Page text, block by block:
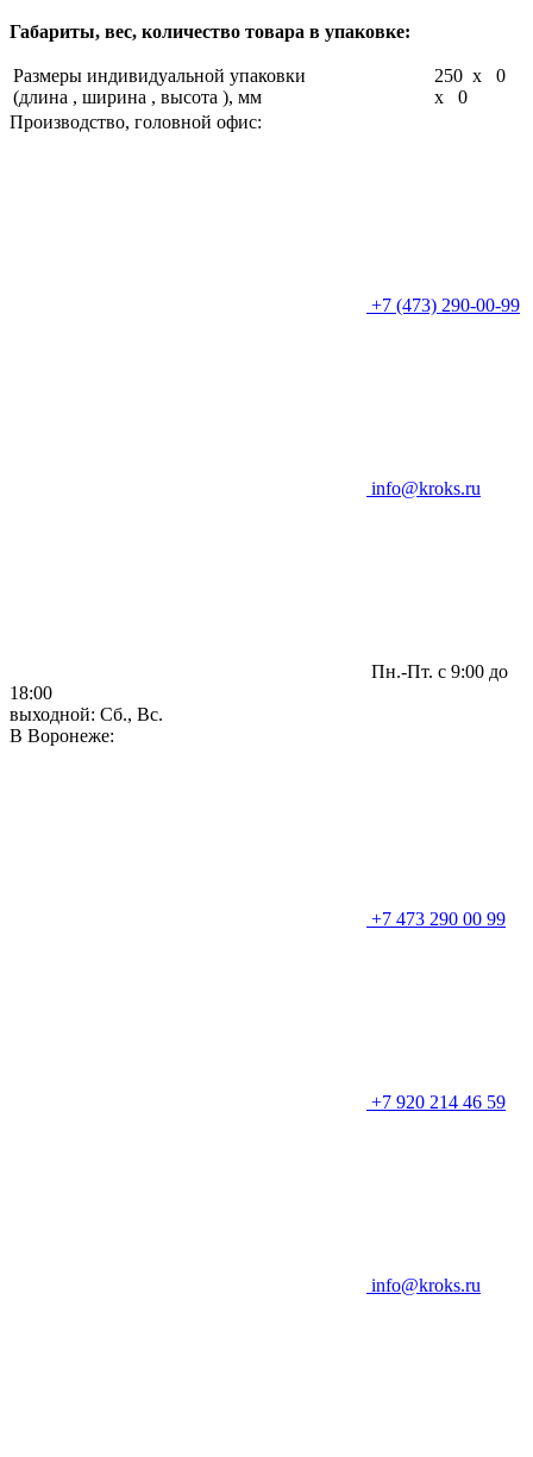
Габариты, вес, количество товара в упаковке:
Размеры индивидуальной упаковки
(длина , ширина , высота ), мм
250 x 0
x 0
Производство, головной офис:
+7 (473) 290-00-99
info@kroks.ru
Пн.-Пт. с 9:00 до
18:00
выходной: Сб., Вс.
В Воронеже:
+7 473 290 00 99
+7 920 214 46 59
info@kroks.ru